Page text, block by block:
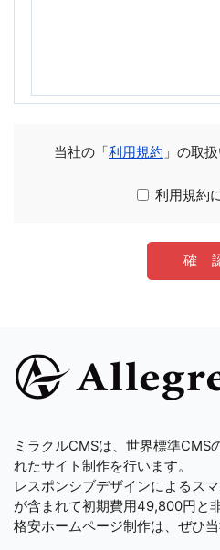
当社の「利用規約 」の取
利用規約
ミラクルCMSは、世界標準CMS
れたサイト制作を行います。
レスポンシブデザインによるス
が含まれて初期費用49,800円と
格安ホームページ制作は、ぜひ当